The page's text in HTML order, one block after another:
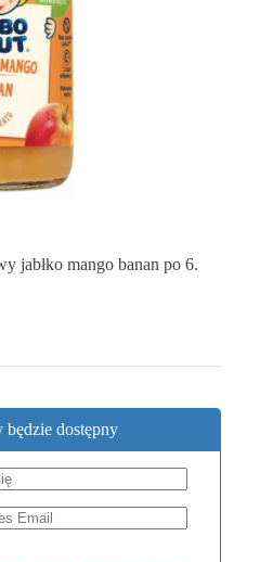
jabłko mango banan po 6.
dostępny